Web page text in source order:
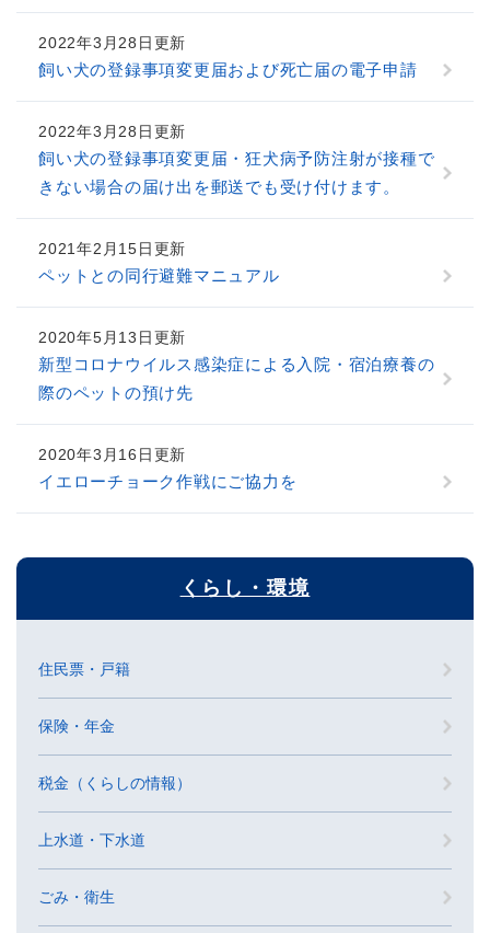
2022年3月28日更新
飼い犬の登録事項変更届および死亡届の電子申請
2022年3月28日更新
飼い犬の登録事項変更届・狂犬病予防注射が接種で
きない場合の届け出を郵送でも受け付けます。
2021年2月15日更新
ペットとの同行避難マニュアル
2020年5月13日更新
新型コロナウイルス感染症による入院・宿泊療養の
際のペットの預け先
2020年3月16日更新
イエローチョーク作戦にご協力を
くらし・環境
住民票・戸籍
保険・年金
税金（くらしの情報）
上水道・下水道
ごみ・衛生